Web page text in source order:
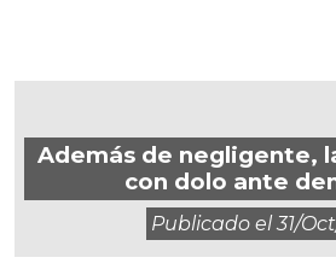
Además de negligente,
con dolo ante
Publicado el31/